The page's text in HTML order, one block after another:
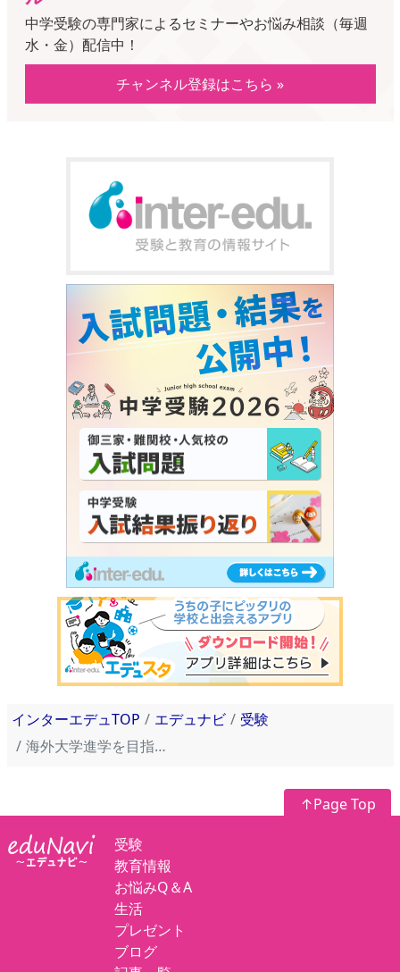
中学受験の専門家によるセミナーやお悩み相談（毎週
水・金）配信中！
チャンネル登録はこちら »
インターエデュTOP エデュナビ
受験
海外大学進学を目指せる！私学の「グローバル教育」ダブルディプロマ・ ラウンドスクエア・UPAAとは？
↑Page Top
受験
教育情報
お悩みQ＆A
生活
プレゼント
ブログ